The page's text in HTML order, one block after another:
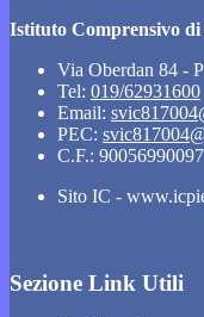
Istituto Comprensivo
Via Oberdan 84 -
Tel: 019/62931600
Email:
PEC:
C.F.: 90056990097
Sito IC -
Sezione Link Utili